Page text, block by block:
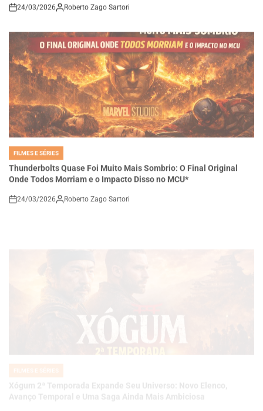
POSTED
IN
FILMES E SÉRIES
Thunderbolts Quase Foi Muito Mais Sombrio: O Final Original
Onde Todos Morriam e o Impacto Disso no MCU*
on
24/03/2026 Roberto Zago Sartori
Xógum 2ª Temporada Expande Seu Universo: Novo Elenco,
on
24/03/2026